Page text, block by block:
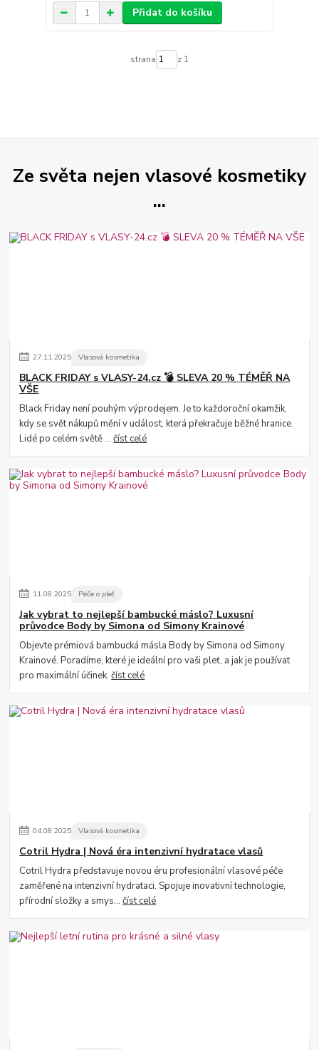
Přidat do košíku
strana z 1
Ze světa nejen vlasové kosmetiky
...
27.11.2025 Vlasová kosmetika
BLACK FRIDAY s VLASY-24.cz 💣 SLEVA 20 % TÉMĚŘ NA
VŠE
Black Friday není pouhým výprodejem. Je to každoroční okamžik,
kdy se svět nákupů mění v událost, která překračuje běžné hranice.
Lidé po celém světě ...číst celé
11.08.2025 Péče o pleť
Jak vybrat to nejlepší bambucké máslo? Luxusní
průvodce Body by Simona od Simony Krainové
Objevte prémiová bambucká másla Body by Simona od Simony
Krainové. Poradíme, které je ideální pro vaši pleť, a jak je používat
pro maximální účinek.číst celé
04.08.2025 Vlasová kosmetika
Cotril Hydra | Nová éra intenzivní hydratace vlasů
Cotril Hydra představuje novou éru profesionální vlasové péče
zaměřené na intenzivní hydrataci. Spojuje inovativní technologie,
přírodní složky a smys...číst celé